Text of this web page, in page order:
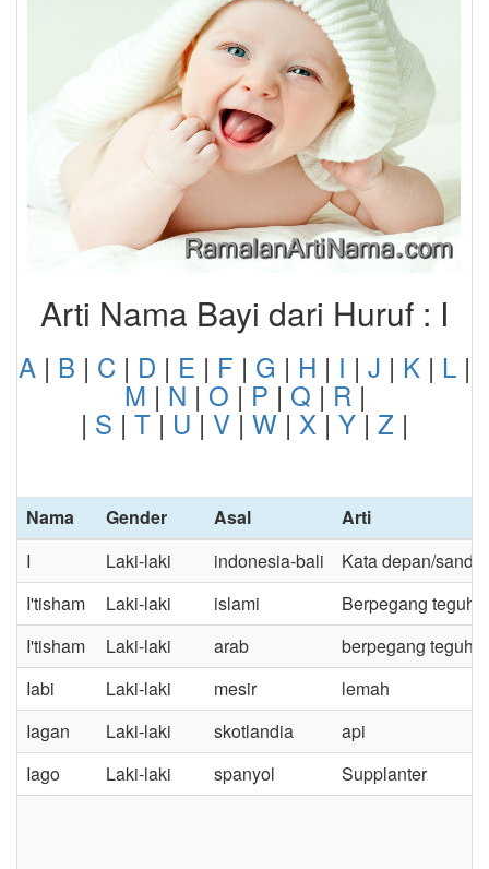
Arti Nama Bayi dari Huruf : I
A | B | C | D | E | F | G | H | I | J | K | L |
M |N |O | P |Q |R|
| S | T| U| V | W| X| Y| Z |
Nama Gender Asal
Arti
I
Laki-laki indonesia-bali
Kata depan/
I'tisham
Laki-laki islami
Berpegang teguh
I'tisham
Laki-laki arab
berpegang teguh
Iabi
Laki-laki mesir
lemah
Iagan
Laki-laki skotlandia
api
Iago
Laki-laki spanyol Supplanter